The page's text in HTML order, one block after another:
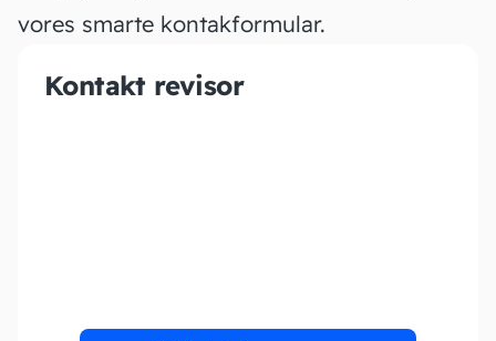
vores smarte kontakformular.
Kontakt revisor